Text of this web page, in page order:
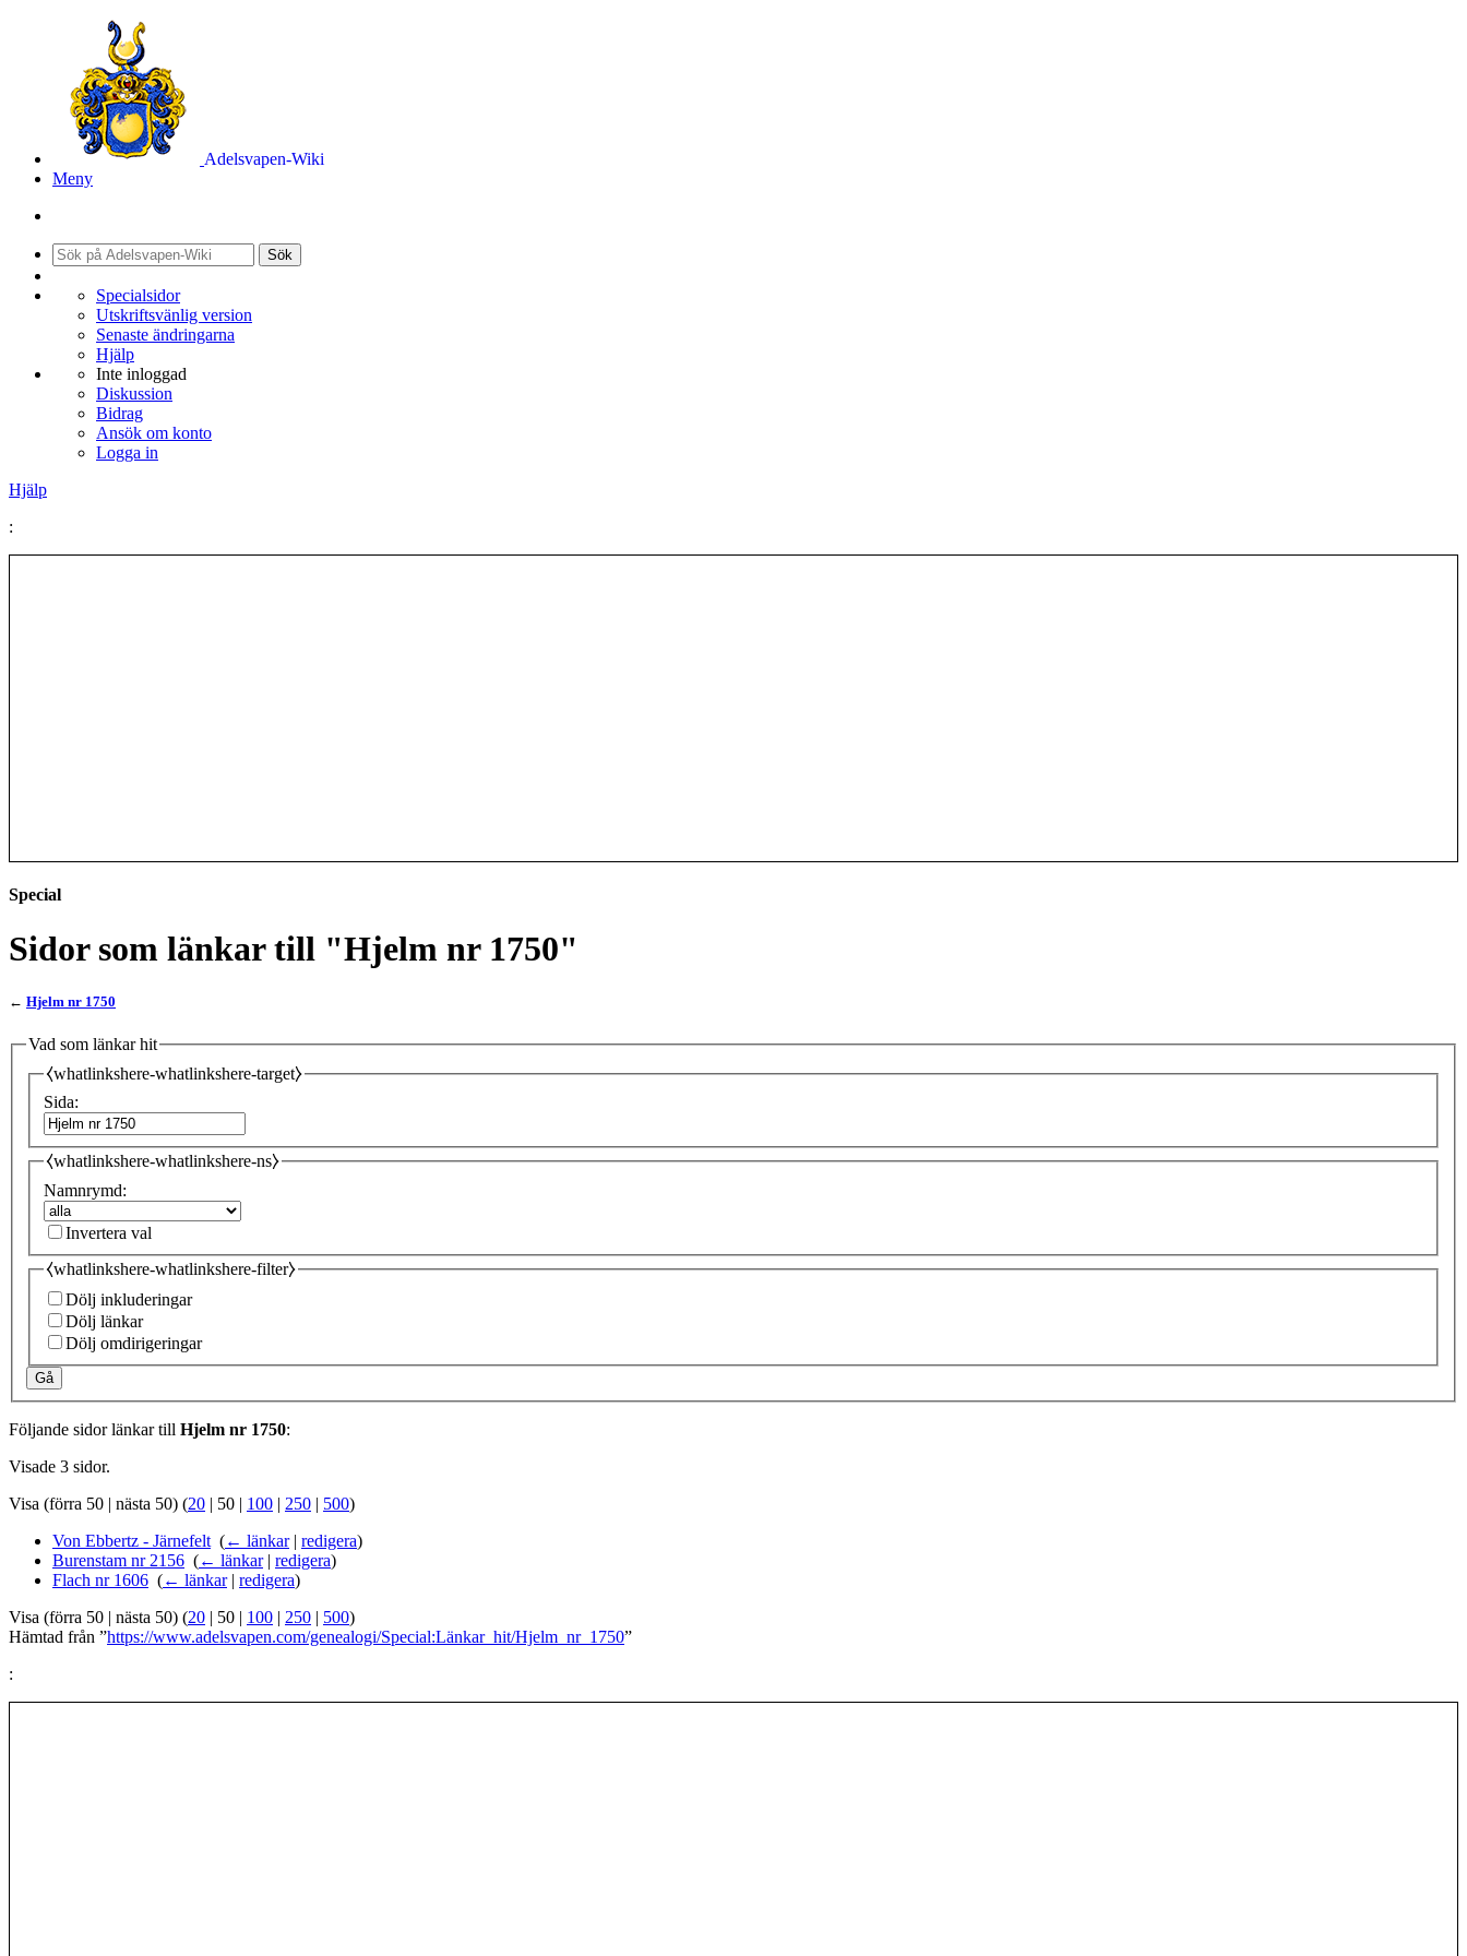
Adelsvapen-Wiki
Meny
Sök
Specialsidor
Utskriftsvänlig version
Senaste ändringarna
Hjälp
Inte inloggad
Diskussion
Bidrag
Ansök om konto
Logga in
Hjälp
:
Special
Sidor som länkar till "Hjelm nr 1750"
← Hjelm nr 1750
Vad som länkar hit
⧼whatlinkshere-whatlinkshere-target⧽
Sida:
⧼whatlinkshere-whatlinkshere-ns⧽
Namnrymd:
Invertera val
⧼whatlinkshere-whatlinkshere-filter⧽
Dölj inkluderingar
Dölj länkar
Dölj omdirigeringar
Gå
Följande sidor länkar till Hjelm nr 1750:
Visade 3 sidor.
Visa (förra 50 | nästa 50) (20 | 50 | 100 | 250 | 500)
Von Ebbertz - Järnefelt‎ (← länkar| redigera)
Burenstam nr 2156 (← länkar| redigera)
Flach nr 1606 (← länkar| redigera)
Visa (förra 50 | nästa 50) (20 | 50 | 100 | 250 | 500)
Hämtad från ”https://www.adelsvapen.com/genealogi/Special:Länkar_hit/Hjelm_nr_1750”
: